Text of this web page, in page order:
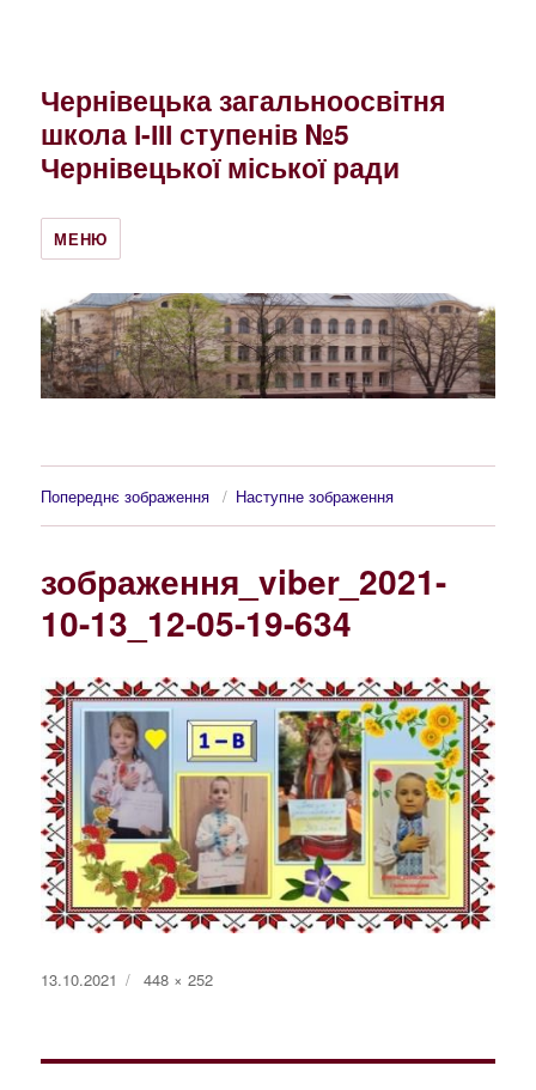
Чернівецька загальноосвітня
школа І-ІІІ ступенів №5
Чернівецької міської ради
МЕНЮ
Попереднє зображення Наступне зображення
зображення_viber_2021-
10-13_12-05-19-634
Оприлюднено
13.10.2021
Повний
448 × 252